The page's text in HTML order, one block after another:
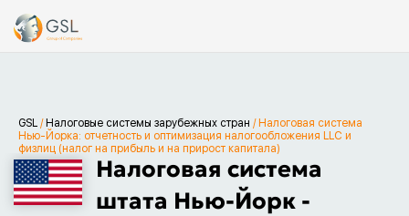
GSL / Налоговые системы зарубежных стран / Налоговая система
Нью-Йорка: отчетность и оптимизация налогообложения LLC и
физлиц (налог на прибыль и на прирост капитала)
Налоговая система
штата Нью-Йорк -